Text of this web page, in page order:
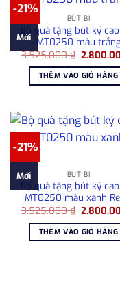
-21%
Mới
BÚT BI
Bộ quà tặng bút ký
MT0250 màu
3.525.000₫ Giá
là:
THÊM VÀO GIỎ HÀNG
-21%
Mới BÚT BI
Bộ quà tặng bút ký
MT0250 màu xanh
3.525.000₫ Giá
là:
THÊM VÀO GIỎ HÀNG